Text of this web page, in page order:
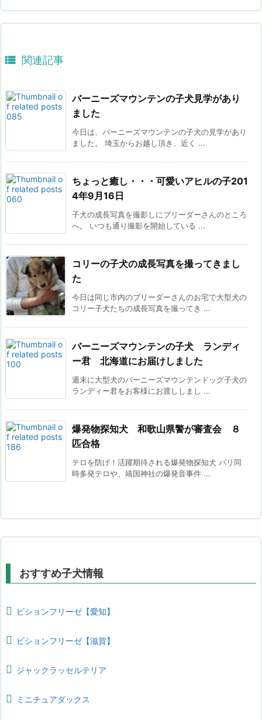
 関連記事
バーニーズマウンテンの子犬見学があり
ました
今日は、バーニーズマウンテンの子犬の見学があり
ました。 埼玉からお越し頂き、近く ...
ちょっと癒し・・・可愛いアヒルの子201
4年9月16日
子犬の成長写真を撮影しにブリーダーさんのところ
へ。 いつも通り撮影を開始している ...
コリーの子犬の成長写真を撮ってきまし
た
今日は同じ市内のブリーダーさんのお宅で大型犬の
コリー子犬たちの成長写真を撮ってき ...
バーニーズマウンテンの子犬 ランディ
ー君 北海道にお届けしました
週末に大型犬のバーニーズマウンテンドッグ子犬の
ランディー君をお客様にお渡ししまし ...
爆発物探知犬 和歌山県警が審査会 ８
匹合格
テロを防げ！活躍期待される爆発物探知犬 パリ同
時多発テロや、靖国神社の爆発音事件 ...
おすすめ子犬情報
ビションフリーゼ【愛知】
ビションフリーゼ【滋賀】
ジャックラッセルテリア
ミニチュアダックス